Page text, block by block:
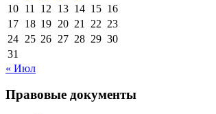
10 11 12 13 14 15 16
17 18 19 20 21 22 23
24 25 26 27 28 29 30
31
« Июл
Правовые документы